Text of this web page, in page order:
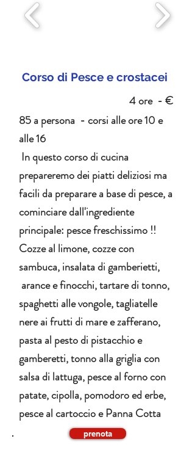
Corso di Pesce e crostacei
4 ore - €
85 a persona - corsi alle ore 10 e
alle 16
In questo corso di cucina
prepareremo dei piatti deliziosi ma
facili da preparare a base di pesce, a
cominciare dall'ingrediente
principale: pesce freschissimo !!
Cozze al limone, cozze con
sambuca, insalata di gamberietti,
arance e finocchi, tartare di tonno,
spaghetti alle vongole, tagliatelle
nere ai frutti di mare e zafferano,
pasta al pesto di pistacchio e
gamberetti, tonno alla griglia con
salsa di lattuga, pesce al forno con
patate, cipolla, pomodoro ed erbe,
pesce al cartoccio e Panna Cotta
prenota